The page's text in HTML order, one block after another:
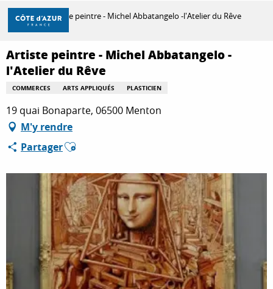
Aller
contenu
principal
DÉCOUVRIR
À FAIRE
SÉJOURNER
Accueil Artiste peintre - Michel Abbatangelo -l'Atelier du Rêve
Artiste peintre - Michel Abbatangelo -
l'Atelier du Rêve
COMMERCES ARTS APPLIQUÉS PLASTICIEN
19 quai Bonaparte, 06500 Menton
M'y rendre
PartagerAjouter aux favoris